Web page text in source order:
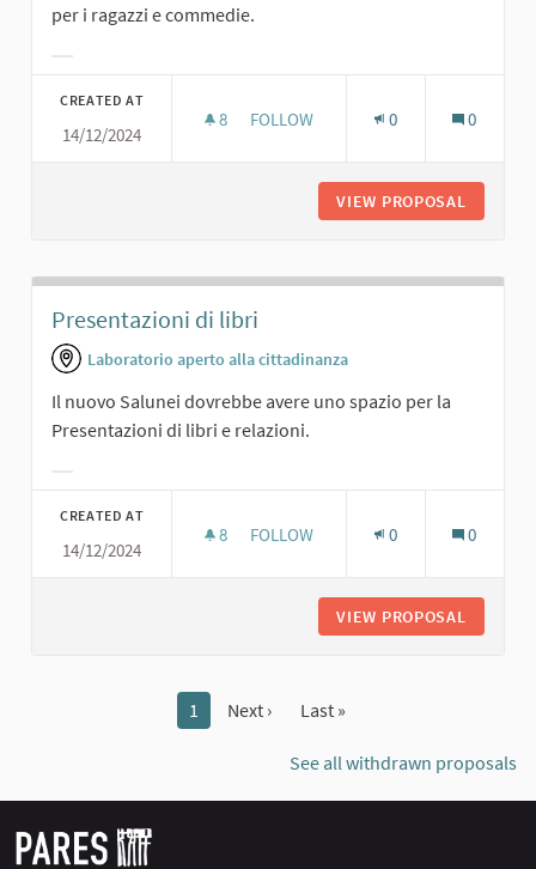
per i ragazzi e commedie.
CREATED AT
14/12/2024
8 8 FOLLOWERS
FOLLOW 0 0
VIEW PROPOSAL
Presentazioni di libri
Laboratorio aperto alla cittadinanza
Il nuovo Salunei dovrebbe avere uno spazio per la
Presentazioni di libri e relazioni.
CREATED AT
14/12/2024
8 8 FOLLOWERS
FOLLOW 0 0
VIEW PROPOSAL
1 Next › Last »
See all withdrawn proposals